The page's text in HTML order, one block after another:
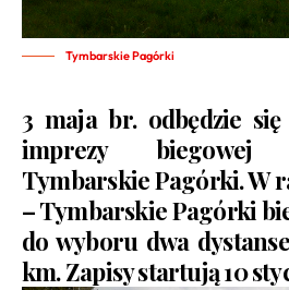
Tymbarskie Pagórki
3 maja br. odbędzie
imprezy
Tymbarskie Pagórki. W
– Tymbarskie Pagórki
do wyboru dwa
km. Zapisy startują 10